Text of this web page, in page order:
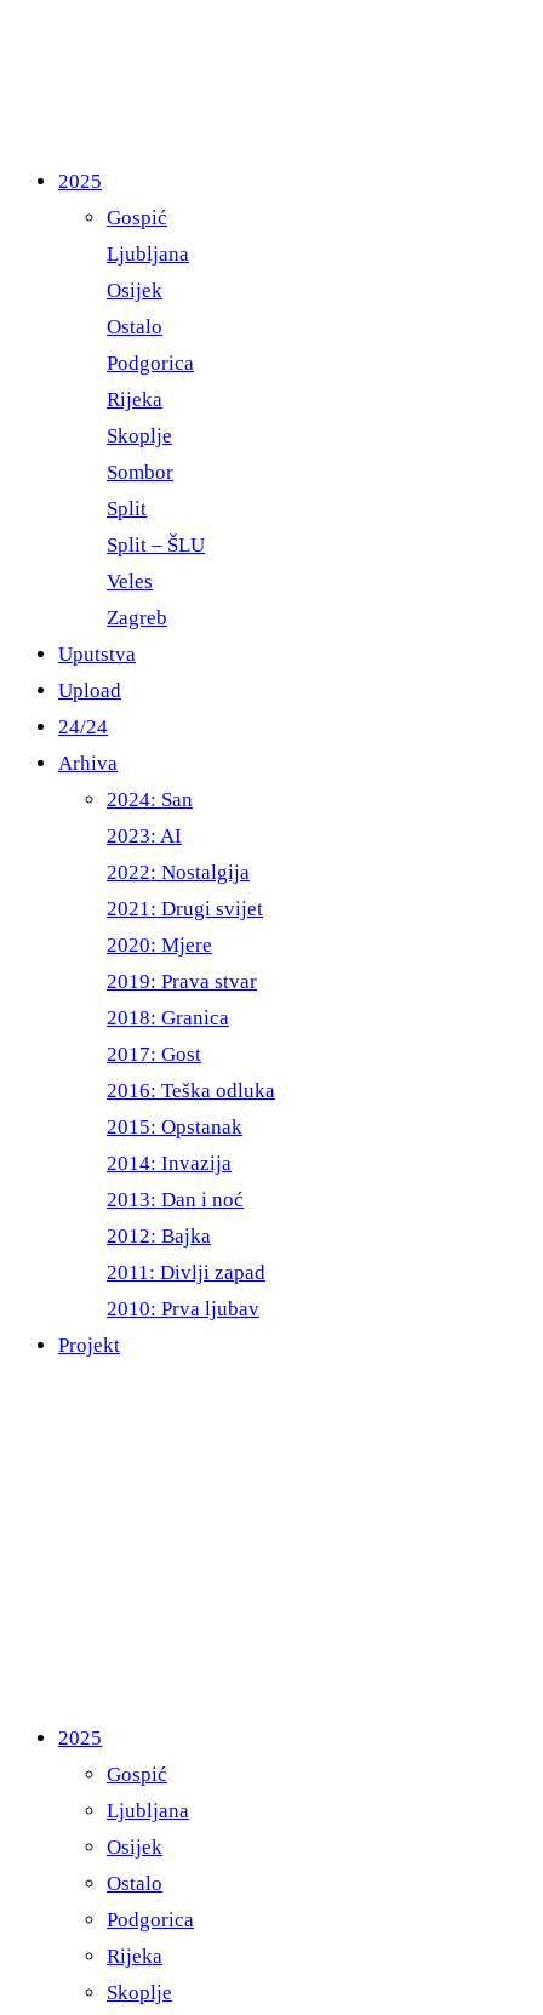
2025
Gospić
Ljubljana
Osijek
Ostalo
Podgorica
Rijeka
Skoplje
Sombor
Split
Split – ŠLU
Veles
Zagreb
Uputstva
Upload
24/24
Arhiva
2024: San
2023: AI
2022: Nostalgija
2021: Drugi svijet
2020: Mjere
2019: Prava stvar
2018: Granica
2017: Gost
2016: Teška odluka
2015: Opstanak
2014: Invazija
2013: Dan i noć
2012: Bajka
2011: Divlji zapad
2010: Prva ljubav
Projekt
2025
Gospić
Ljubljana
Osijek
Ostalo
Podgorica
Rijeka
Skoplje